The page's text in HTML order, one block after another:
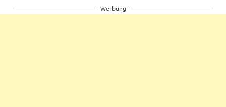
Werbung